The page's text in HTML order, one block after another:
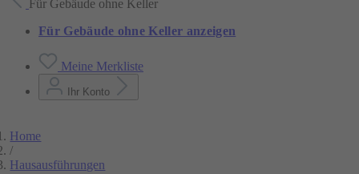
Für Gebäude ohne Keller
Für Gebäude ohne Keller anzeigen
Meine Merkliste
Ihr Konto
Home
/
Hausausführungen